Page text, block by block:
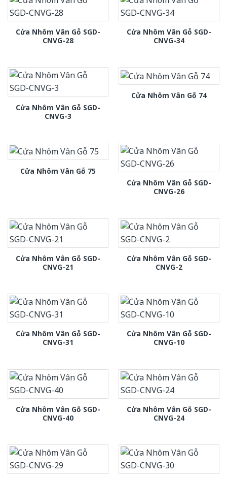
Cửa Nhôm Vân Gỗ SGD-
CNVG-28
Cửa Nhôm Vân Gỗ SGD-
CNVG-34
Cửa Nhôm Vân Gỗ SGD-
CNVG-3
Cửa Nhôm Vân Gỗ 74
Cửa Nhôm Vân Gỗ 75
Cửa Nhôm Vân Gỗ SGD-
CNVG-26
Cửa Nhôm Vân Gỗ SGD-
CNVG-21
Cửa Nhôm Vân Gỗ SGD-
CNVG-2
Cửa Nhôm Vân Gỗ SGD-
CNVG-31
Cửa Nhôm Vân Gỗ SGD-
CNVG-10
Cửa Nhôm Vân Gỗ SGD-
CNVG-40
Cửa Nhôm Vân Gỗ SGD-
CNVG-24